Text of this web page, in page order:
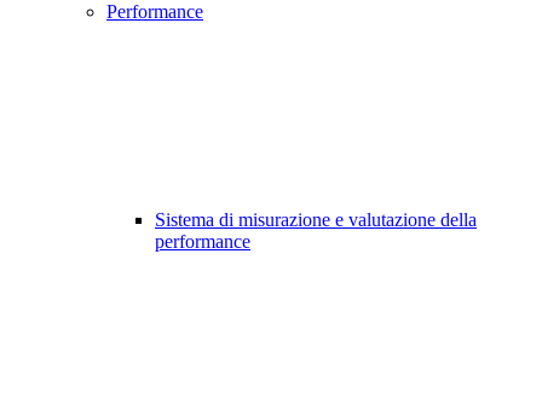
Performance
Sistema di misurazione e valutazione della
performance